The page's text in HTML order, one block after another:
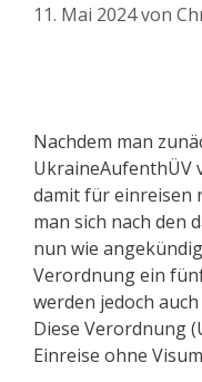
11. Mai 2024von
Nachdem man
UkraineAufenthÜV
damit für einreisen
man sich nach den
nun wie
Verordnung ein
werden jedoch
Diese Verordnung
Einreise ohne